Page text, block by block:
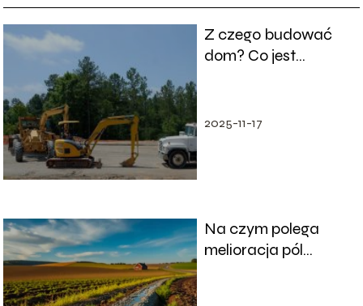
Z czego budować
dom? Co jest
2025-11-17
Na czym polega
melioracja pól